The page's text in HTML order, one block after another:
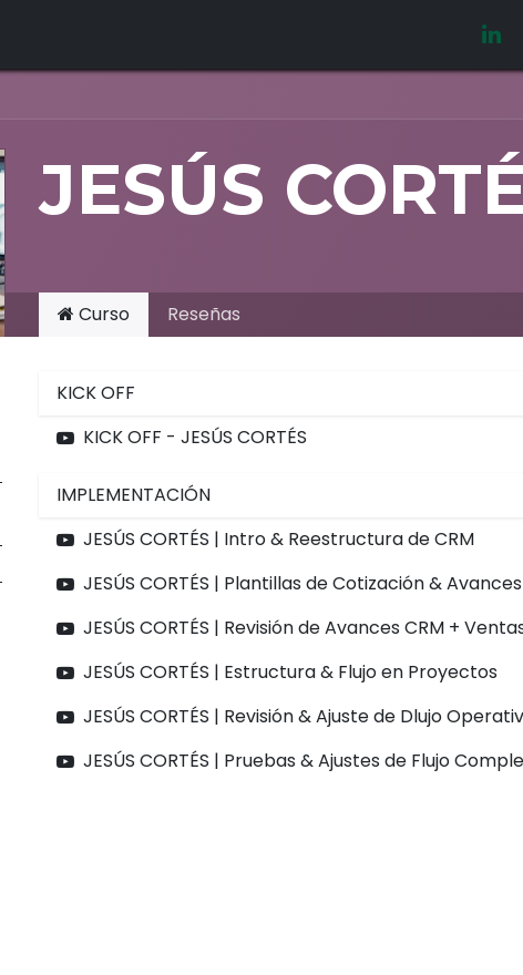
JESÚS
Curso Reseñas
KICK OFF
KICK OFF - JESÚS CORTÉS
IMPLEMENTACIÓN
JESÚS CORTÉS | Intro & Reestructura de CRM
JESÚS CORTÉS | Plantillas de Cotización &
JESÚS CORTÉS | Revisión de Avances CRM +
JESÚS CORTÉS | Estructura & Flujo en Proyectos
JESÚS CORTÉS | Revisión & Ajuste de Dlujo
JESÚS CORTÉS | Pruebas & Ajustes de Flujo